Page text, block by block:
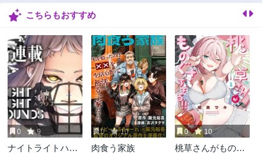
こちらもおすすめ
0 9
ナイトライトハウ
0 10
肉食う家族
0 10
桃草さんがものぐ